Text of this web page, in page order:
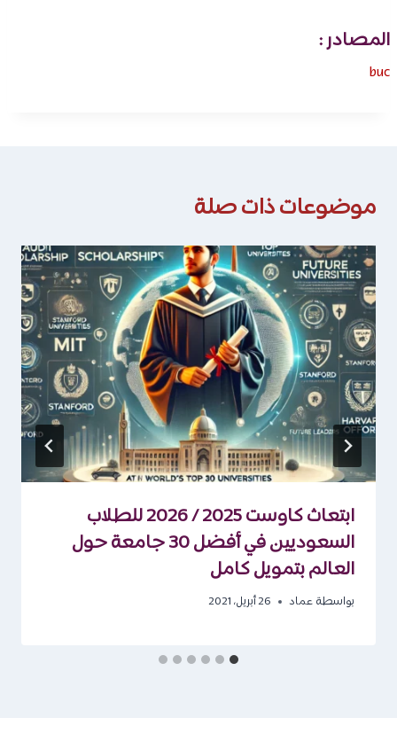
المصادر :
buc
موضوعات ذات صلة
ابتعاث كاوست 2025 / 2026 للطلاب
السعوديين في أفضل 30 جامعة حول
العالم بتمويل كامل
بواسطة عماد 26 أبريل، 2021